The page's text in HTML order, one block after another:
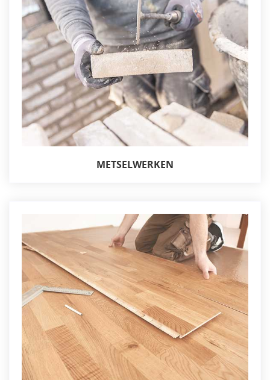
METSELWERKEN